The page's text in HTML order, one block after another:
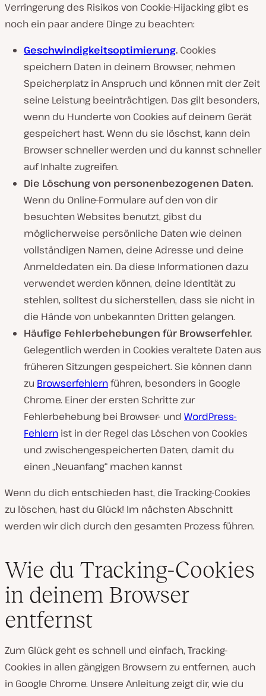
Verringerung des Risikos von Cookie-Hijacking gibt es
noch ein paar andere Dinge zu beachten:
Geschwindigkeitsoptimierung. Cookies
speichern Daten in deinem Browser, nehmen
Speicherplatz in Anspruch und können mit der Zeit
seine Leistung beeinträchtigen. Das gilt besonders,
wenn du Hunderte von Cookies auf deinem Gerät
gespeichert hast. Wenn du sie löschst, kann dein
Browser schneller werden und du kannst schneller
auf Inhalte zugreifen.
Die Löschung von personenbezogenen Daten.
Wenn du Online-Formulare auf den von dir
besuchten Websites benutzt, gibst du
möglicherweise persönliche Daten wie deinen
vollständigen Namen, deine Adresse und deine
Anmeldedaten ein. Da diese Informationen dazu
verwendet werden können, deine Identität zu
stehlen, solltest du sicherstellen, dass sie nicht in
die Hände von unbekannten Dritten gelangen.
Häufige Fehlerbehebungen für Browserfehler.
Gelegentlich werden in Cookies veraltete Daten aus
früheren Sitzungen gespeichert. Sie können dann
zu Browserfehlernführen, besonders in Google
Chrome. Einer der ersten Schritte zur
Fehlerbehebung bei Browser- und WordPress-
Fehlern ist in der Regel das Löschen von Cookies
und zwischengespeicherten Daten, damit du
einen „Neuanfang“ machen kannst
Wenn du dich entschieden hast, die Tracking-Cookies
zu löschen, hast du Glück! Im nächsten Abschnitt
werden wir dich durch den gesamten Prozess führen.
Wie du Tracking-Cookies
in deinem Browser
entfernst
Zum Glück geht es schnell und einfach, Tracking-
Cookies in allen gängigen Browsern zu entfernen, auch
in Google Chrome. Unsere Anleitung zeigt dir, wie du